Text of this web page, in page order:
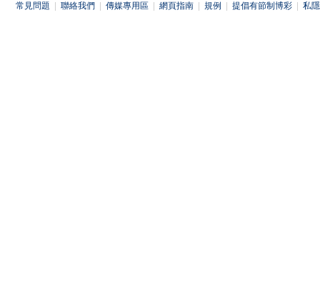
常見問題 聯絡我們 傳媒專用區 網頁指南 規例 提倡有節制博彩 私